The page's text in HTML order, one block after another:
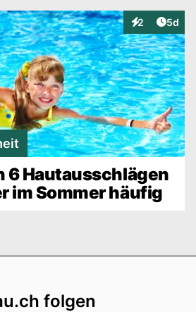
2
Interaktionen
5d
6 Hautausschlägen
im Sommer häufig
folgen